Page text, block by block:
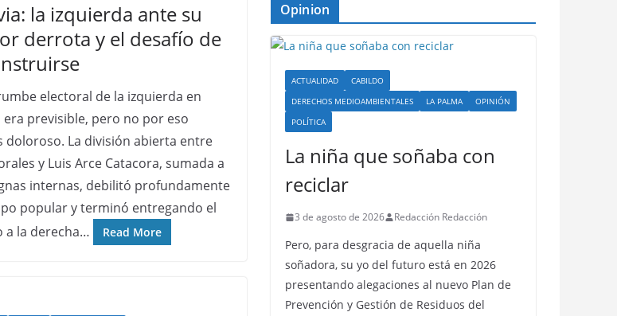
la izquierda ante su
derrota y el desafío de
electoral de la izquierda en
era previsible, pero no por eso
doloroso. La división abierta entre
y Luis Arce Catacora, sumada a
internas, debilitó profundamente
popular y terminó entregando el
a la derecha…
Read More
Opinion
ACTUALIDAD
CABILDO
DERECHOS MEDIOAMBIENTALES
LA PALMA
OPINIÓN
POLÍTICA
La niña que soñaba con
reciclar
3 de agosto de 2026 Redacción Redacción
Pero, para desgracia de aquella niña
soñadora, su yo del futuro está en 2026
presentando alegaciones al nuevo Plan de
Prevención y Gestión de Residuos del